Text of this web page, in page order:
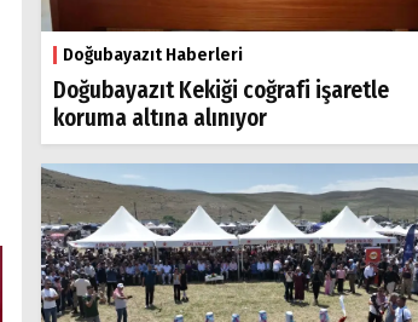
Doğubayazıt Haberleri
Doğubayazıt Kekiği coğrafi işaretle
koruma altına alınıyor